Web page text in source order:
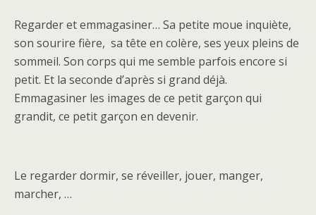
Regarder et emmagasiner… Sa petite moue inquiète,
son sourire fière, sa tête en colère, ses yeux pleins de
sommeil. Son corps qui me semble parfois encore si
petit. Et la seconde d’après si grand déjà.
Emmagasiner les images de ce petit garçon qui
grandit, ce petit garçon en devenir.
Le regarder dormir, se réveiller, jouer, manger,
marcher, …